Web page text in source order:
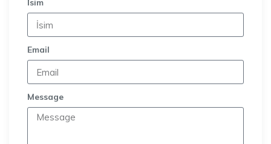
İsim
Email
Message